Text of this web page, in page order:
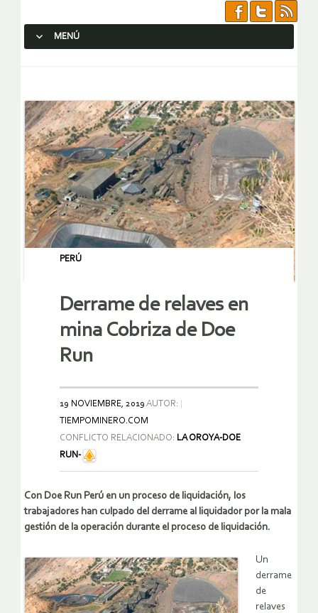
MENÚ
PERÚ
Derrame de relaves en
mina Cobriza de Doe
Run
19 NOVIEMBRE, 2019 AUTOR:
TIEMPOMINERO.COM
CONFLICTO RELACIONADO: LA OROYA-DOE
RUN-
Con Doe Run Perú en un proceso de liquidación, los
trabajadores han culpado del derrame al liquidador por la mala
gestión de la operación durante el proceso de liquidación.
Un
derrame
de
relaves